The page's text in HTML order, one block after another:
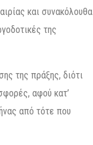
και συνακόλουθα
της
της πράξης, διότι
αφού κατ’
από τότε που